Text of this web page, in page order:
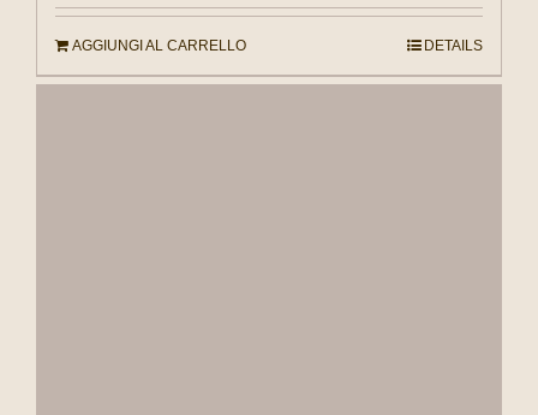
AGGIUNGI AL CARRELLO DETAILS